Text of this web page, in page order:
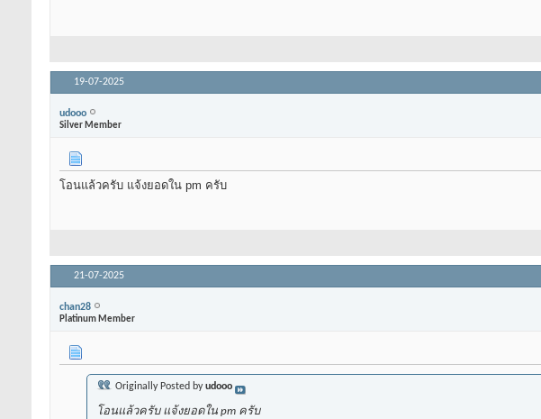
19-07-2025
udooo
Silver Member
โอนแล้วครับ แจ้งยอดใน pm ครับ
21-07-2025
chan28
Platinum Member
Originally Posted byudooo
โอนแล้วครับ แจ้งยอดใน pm ครับ